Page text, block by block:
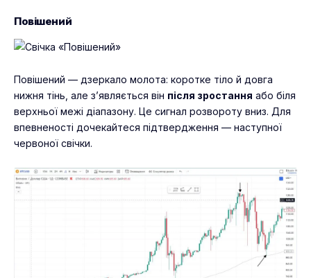
Повішений
Повішений — дзеркало молота: коротке тіло й довга
нижня тінь, але з’являється він після зростання або біля
верхньої межі діапазону. Це сигнал розвороту вниз. Для
впевненості дочекайтеся підтвердження — наступної
червоної свічки.